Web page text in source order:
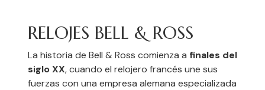
RELOJES BELL & ROSS
La historia de Bell & Ross comienza a finales del
siglo XX, cuando el relojero francés une sus
fuerzas con una empresa alemana especializada